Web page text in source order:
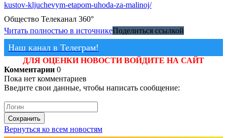
kustov-kljuchevym-etapom-uhoda-za-malinoj/
Общество Телеканал 360°
Читать полностью в источникеПоделиться ссылкой
Наш канал в Телеграм!
ДЛЯ ОЦЕНКИ НОВОСТИ ВОЙДИТЕ НА САЙТ
Комментарии 0
Пока нет комментариев
Введите свои данные, чтобы написать сообщение:
Сохранить
Вернуться ко всем новостям